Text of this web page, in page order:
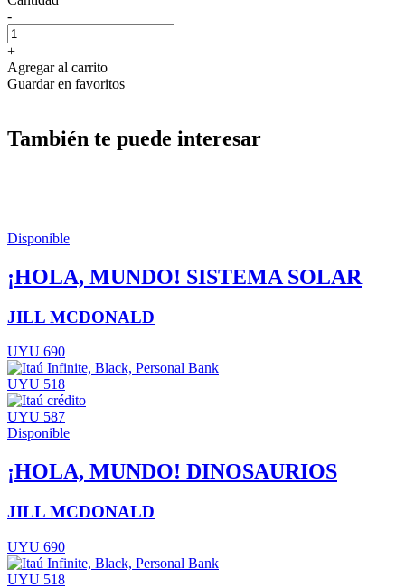
-
+
Agregar al carrito
Guardar en favoritos
También te puede interesar
Disponible
¡HOLA, MUNDO! SISTEMA SOLAR
JILL MCDONALD
UYU 690
UYU 518
UYU 587
Disponible
¡HOLA, MUNDO! DINOSAURIOS
JILL MCDONALD
UYU 690
UYU 518